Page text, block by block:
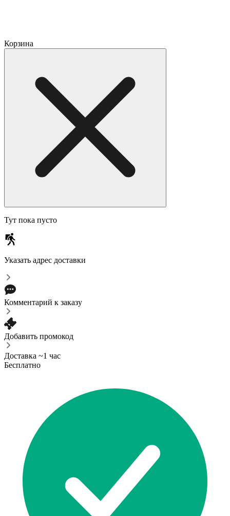
Корзина
Тут пока пусто
Указать адрес доставки
Комментарий к заказу
Добавить промокод
Доставка ~1 час
Бесплатно